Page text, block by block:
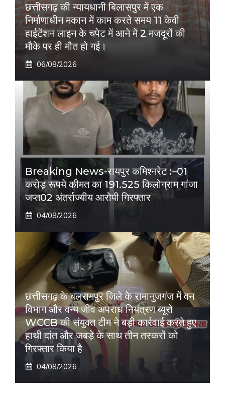
छत्तीसगढ़ की न्यायधानी बिलासपुर में एक
निर्माणाधीन मकान में काम करते समय 11 केवी
हाईटेंशन लाइन के चपेट में आने में 2 मजदूरों की
मौके पर ही मौत हो गई।
06/08/2026
Breaking News-रायपुर कमिश्नरेट :–01
करोड़ रूपये कीमत का 191.525 किलोग्राम गांजा
जप्त02 अंतर्राज्यीय आरोपी गिरफ्तार
04/08/2026
छत्तीसगढ़ के बलरामपुर जिले के रामानुजगंज में वन
विभाग और वन्य जीव अपराध नियंत्रण ब्यूरो
WCCB की संयुक्त टीम ने बड़ी कार्रवाई करते हुए
हाथी दांत और जबड़े के साथ तीन तस्करों को
गिरफ्तार किया है
04/08/2026